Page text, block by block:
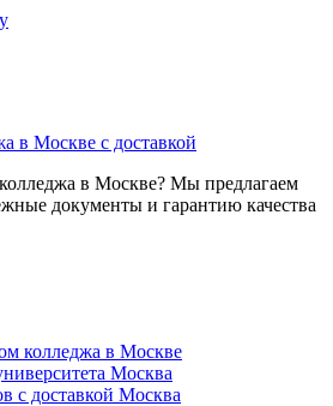
в Москве с доставкой
в Москве? Мы предлагаем
документы и гарантию качества
колледжа в Москве
Москва
с доставкой Москва